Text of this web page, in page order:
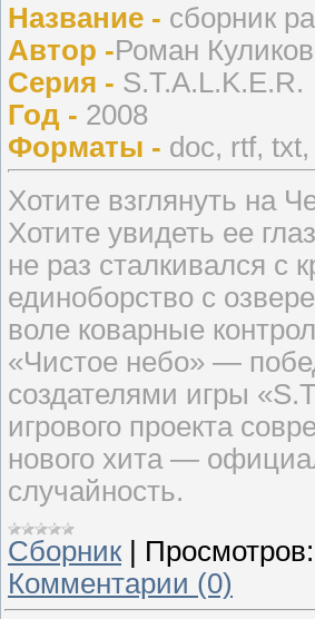
Название - сборник
Автор -Роман
Серия - S.T.A.L.K.E.R.
Год - 2008
Форматы - doc, rtf,
Хотите взглянуть на
Хотите увидеть ее
не раз сталкивался с
единоборство с
воле коварные
«Чистое небо» —
создателями игры
игрового проекта
нового хита —
случайность.
Сборник | Просмотров:
Комментарии (0)